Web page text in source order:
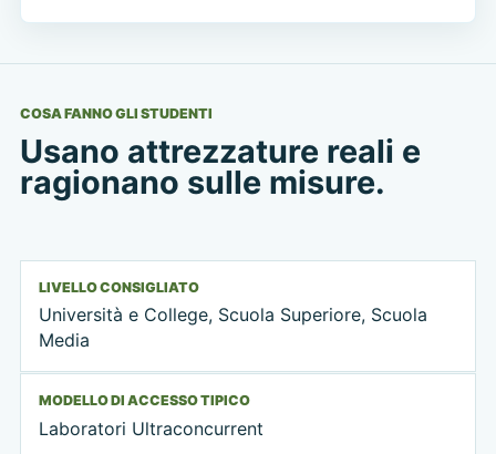
COSA FANNO GLI STUDENTI
Usano attrezzature reali e
ragionano sulle misure.
LIVELLO CONSIGLIATO
Università e College, Scuola Superiore, Scuola
Media
MODELLO DI ACCESSO TIPICO
Laboratori Ultraconcurrent